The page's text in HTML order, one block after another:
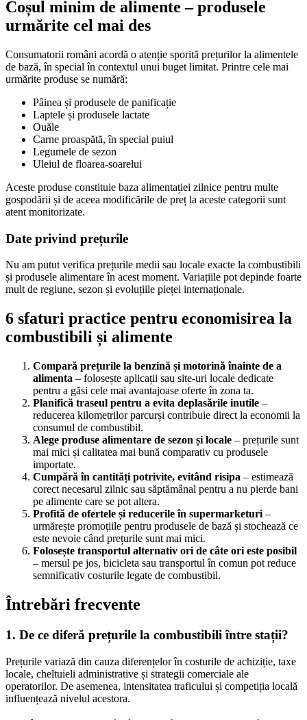
Coșul minim de alimente – produsele
urmărite cel mai des
Consumatorii români acordă o atenție sporită prețurilor la alimentele
de bază, în special în contextul unui buget limitat. Printre cele mai
urmărite produse se numără:
Pâinea și produsele de panificație
Laptele și produsele lactate
Ouăle
Carne proaspătă, în special puiul
Legumele de sezon
Uleiul de floarea-soarelui
Aceste produse constituie baza alimentației zilnice pentru multe
gospodării și de aceea modificările de preț la aceste categorii sunt
atent monitorizate.
Date privind prețurile
Nu am putut verifica prețurile medii sau locale exacte la combustibili
și produsele alimentare în acest moment. Variațiile pot depinde foarte
mult de regiune, sezon și evoluțiile pieței internaționale.
6 sfaturi practice pentru economisirea la
combustibili și alimente
Compară prețurile la benzină și motorină înainte de a
alimenta – folosește aplicații sau site-uri locale dedicate
pentru a găsi cele mai avantajoase oferte în zona ta.
Planifică traseul pentru a evita deplasările inutile –
reducerea kilometrilor parcurși contribuie direct la economii la
consumul de combustibil.
Alege produse alimentare de sezon și locale – prețurile sunt
mai mici și calitatea mai bună comparativ cu produsele
importate.
Cumpără în cantități potrivite, evitând risipa – estimează
corect necesarul zilnic sau săptămânal pentru a nu pierde bani
pe alimente care se pot altera.
Profită de ofertele și reducerile în supermarketuri –
urmărește promoțiile pentru produsele de bază și stochează ce
este nevoie când prețurile sunt mai mici.
Folosește transportul alternativ ori de câte ori este posibil
– mersul pe jos, bicicleta sau transportul în comun pot reduce
semnificativ costurile legate de combustibil.
Întrebări frecvente
1. De ce diferă prețurile la combustibili între stații?
Prețurile variază din cauza diferențelor în costurile de achiziție, taxe
locale, cheltuieli administrative și strategii comerciale ale
operatorilor. De asemenea, intensitatea traficului și competiția locală
influențează nivelul acestora.